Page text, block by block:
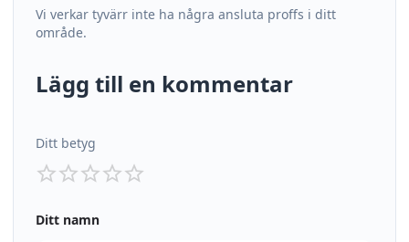
Vi verkar tyvärr inte ha några ansluta proffs i ditt
område.
Lägg till en kommentar
Ditt betyg
Ditt namn